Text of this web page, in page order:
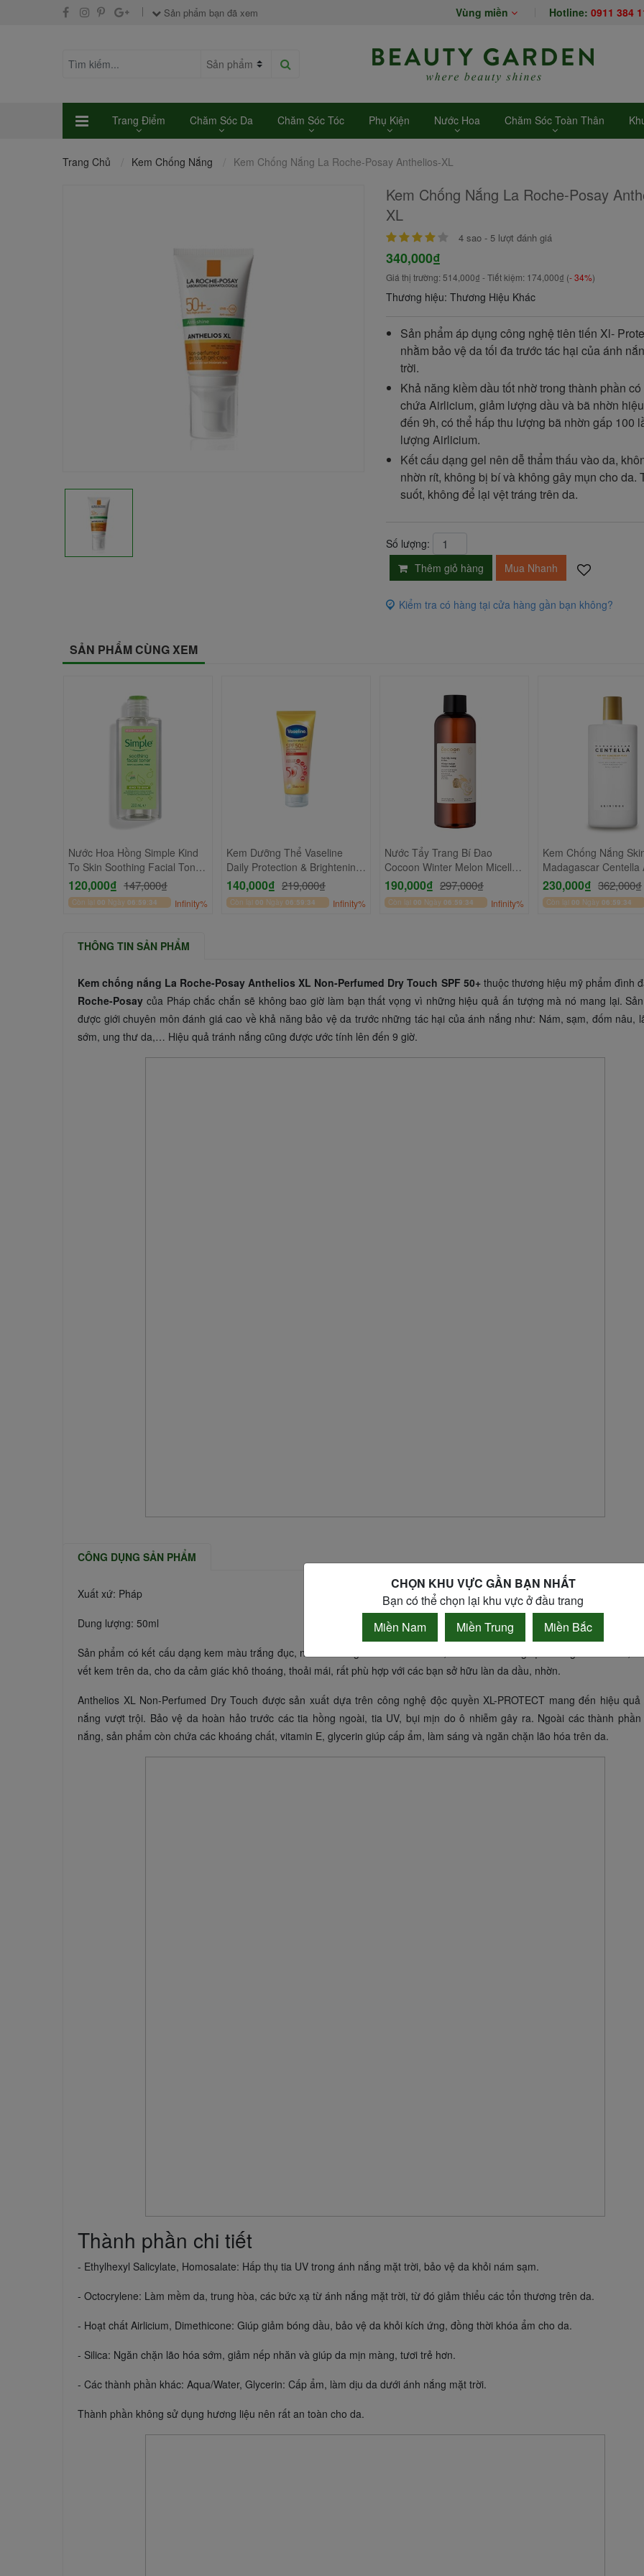
Sản phẩm bạn đã xem Vùng miền Hotline: 0911 384
Trang Điểm Chăm Sóc Da Chăm Sóc Tóc Phụ Kiện Nước Hoa Chăm Sóc Toàn Thân
Trang Chủ Kem Chống Nắng Kem Chống Nắng La Roche-Posay Anthelios-XL
Kem Chống Nắng La Roche-Posay
XL
4 sao - 5 lượt đánh giá
340,000₫
Giá thị trường: 514,000₫ - Tiết kiệm: 174,000₫ (- 34%)
Thương hiệu: Thương Hiệu Khác
Sản phẩm áp dụng công nghệ tiên tiến Xl-
nhằm bảo vệ da tối đa trước tác hại của ánh
trời.
Khả năng kiềm dầu tốt nhờ trong thành phần có
chứa Airlicium, giảm lượng dầu và bã nhờn
đến 9h, có thể hấp thu lượng bã nhờn gấp 100
lượng Airlicium.
Kết cấu dạng gel nên dễ thẩm thấu vào da,
nhờn rít, không bị bí và không gây mụn cho da.
suốt, không để lại vệt tráng trên da.
Số lượng:
Thêm giỏ hàng
Mua Nhanh
Kiểm tra có hàng tại cửa hàng gần bạn không?
SẢN PHẨM CÙNG XEM
Nước Hoa Hồng Simple Kind
To Skin Soothing Facial Toner
200ml
120,000₫ 147,000₫
Còn lại 00 Ngày 06:59:34 Infinity%
Kem Dưỡng Thể Vaseline
Daily Protection & Brightening
Serum SPF50+/PA++++ 300ml
140,000₫ 219,000₫
Còn lại 00 Ngày 06:59:34 Infinity%
Nước Tẩy Trang Bí Đao
Cocoon Winter Melon Micellar
Water 500ml
190,000₫ 297,000₫
Còn lại 00 Ngày 06:59:34 Infinity%
Kem Chống Nắng
Madagascar Centella
Suncream SPF50+/
50ml
230,000₫ 362,000₫
Còn lại 00 Ngày 06:59:34
THÔNG TIN SẢN PHẨM
Kem chống nắng La Roche-Posay Anthelios XL Non-Perfumed Dry Touch SPF 50+thuộc thương hiệu mỹ phẩm đình
Roche-Posay của Pháp chắc chắn sẽ không bao giờ làm bạn thất vọng vì những hiệu quả ấn tượng mà nó mang lại.
được giới chuyên môn đánh giá cao về khả năng bảo vệ da trước những tác hại của ánh nắng như: Nám, sạm, đốm nâu,
sớm, ung thư da,… Hiệu quả tránh nắng cũng được ước tính lên đến 9 giờ.
CÔNG DỤNG SẢN PHẨM
Xuất xứ: Pháp
Dung lượng: 50ml
Sản phẩm có kết cấu dạng kem màu trắng đục, nhanh chóng thẩm thấu vào da, hoàn toàn không tạo cảm giác nhờn rít,
vết kem trên da, cho da cảm giác khô thoáng, thoải mái, rất phù hợp với các bạn sở hữu làn da dầu, nhờn.
Anthelios XL Non-Perfumed Dry Touch được sản xuất dựa trên công nghệ độc quyền XL-PROTECT mang đến hiệu quả
nắng vượt trội. Bảo vệ da hoàn hảo trước các tia hồng ngoài, tia UV, bụi mịn do ô nhiễm gây ra. Ngoài các thành phần
nắng, sản phẩm còn chứa các khoáng chất, vitamin E, glycerin giúp cấp ẩm, làm sáng và ngăn chặn lão hóa trên da.
Thành phần chi tiết
- Ethylhexyl Salicylate, Homosalate: Hấp thụ tia UV trong ánh nắng mặt trời, bảo vệ da khỏi nám sạm.
- Octocrylene: Làm mềm da, trung hòa, các bức xạ từ ánh nắng mặt trời, từ đó giảm thiểu các tổn thương trên da.
- Hoạt chất Airlicium, Dimethicone: Giúp giảm bóng dầu, bảo vệ da khỏi kích ứng, đồng thời khóa ẩm cho da.
- Silica: Ngăn chặn lão hóa sớm, giảm nếp nhăn và giúp da mịn màng, tươi trẻ hơn.
- Các thành phần khác: Aqua/Water, Glycerin: Cấp ẩm, làm dịu da dưới ánh nắng mặt trời.
Thành phần không sử dụng hương liệu nên rất an toàn cho da.
CHỌN KHU VỰC GẦN BẠN NHẤT
Bạn có thể chọn lại khu vực ở đầu trang
Miền Nam
Miền Trung Miền Bắc